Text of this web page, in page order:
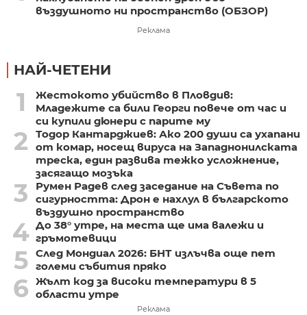
въздушното ни пространство (ОБЗОР)
Реклама
НАЙ-ЧЕТЕНИ
1
Жестокото убийство в Пловдив:
Младежите са били Георги повече от час и
си купили дюнери с парите му
2
Тодор Кантарджиев: Ако 200 души са ухапани
от комар, носещ вируса на Западнонилската
треска, един развива тежко усложнение,
засягащо мозъка
3
Румен Радев след заседание на Съвета по
сигурността: Дрон е нахлул в българското
въздушно пространство
4 До 38° утре, на места ще има валежи и
гръмотевици
5 След Мондиал 2026: БНТ излъчва още пет
големи събития пряко
6 Жълт код за високи температури в 5
области утре
Реклама